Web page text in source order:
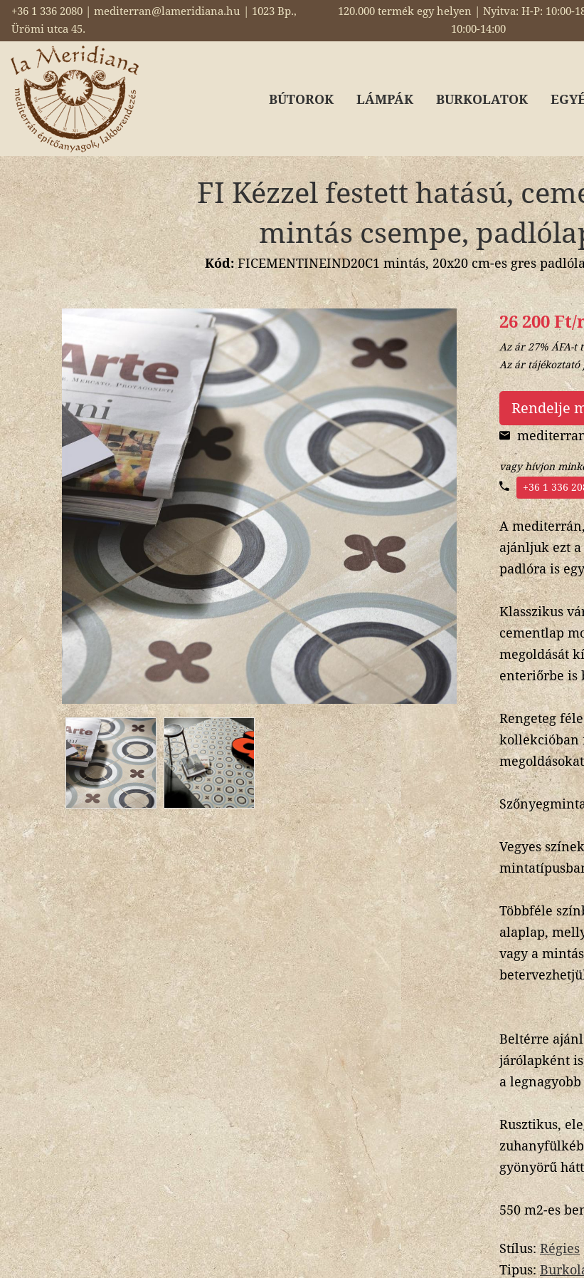
+36 1 336 2080 | mediterran@lameridiana.hu | 1023 Bp.,
Ürömi utca 45.
120.000 termék egy helyen | Nyitva: H-P: 10:00-
10:00-14:00
BÚTOROK LÁMPÁK BURKOLATOK
FI Kézzel festett hatású,
mintás csempe,
Kód:FICEMENTINEIND20C1 mintás, 20x20 cm-es gres
26 200 Ft/
Az ár 27% ÁFA-t
Az ár
Rendelje
vagy hívjon
+36 1 336
A
ajánljuk ezt
padlóra is
Klasszikus
cementlap
megoldását
enteriőrbe is
Rengeteg
kollekcióban
Vegyes
Többféle
alaplap,
vagy a
Beltérre
járólapként
a legnagyobb
Rusztikus,
gyönyörű
550 m2-es
Stílus:Régies
Tipus: